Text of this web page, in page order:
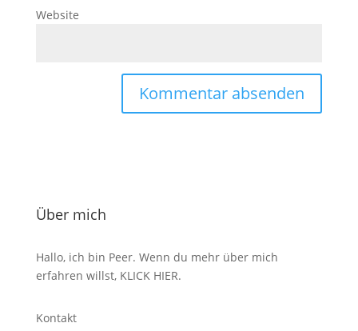
Website
Über mich
Hallo, ich bin Peer. Wenn du mehr über mich
erfahren willst, KLICK HIER.
Kontakt